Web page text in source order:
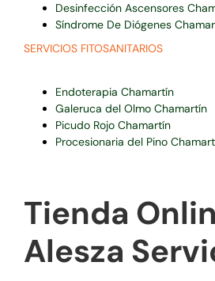
Desinfección Ascensores
Síndrome De Diógenes
SERVICIOS FITOSANITARIOS
Endoterapia Chamartín
Galeruca del Olmo Chamartín
Picudo Rojo Chamartín
Procesionaria del Pino
Tienda
Alesza